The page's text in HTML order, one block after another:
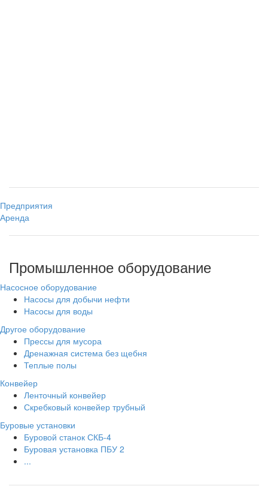
Предприятия
Аренда
Промышленное оборудование
Насосное оборудование
Насосы для добычи нефти
Насосы для воды
Другое оборудование
Прессы для мусора
Дренажная система без щебня
Теплые полы
Конвейер
Ленточный конвейер
Скребковый конвейер трубный
Буровые установки
Буровой станок СКБ-4
Буровая установка ПБУ 2
...